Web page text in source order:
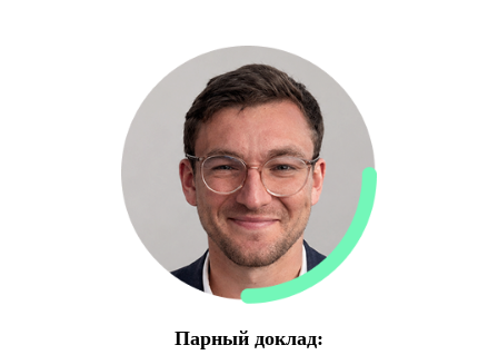
Парный доклад: